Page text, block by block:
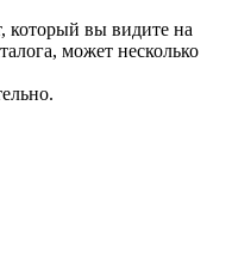
который вы видите на
может несколько